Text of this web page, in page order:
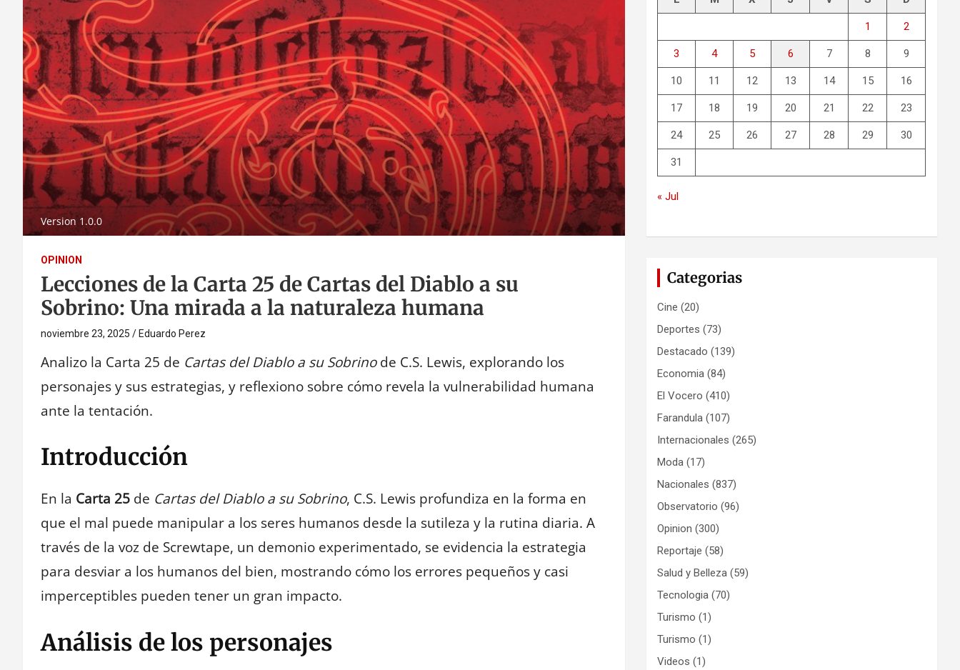
Version 1.0.0
OPINION
Lecciones de la Carta 25 de Cartas del Diablo a su
Sobrino: Una mirada a la naturaleza humana
noviembre 23, 2025 Eduardo Perez
Analizo la Carta 25 de Cartas del Diablo a su Sobrinode C.S. Lewis, explorando los
personajes y sus estrategias, y reflexiono sobre cómo revela la vulnerabilidad humana
ante la tentación.
Introducción
En la Carta 25 de Cartas del Diablo a su Sobrino, C.S. Lewis profundiza en la forma en
que el mal puede manipular a los seres humanos desde la sutileza y la rutina diaria. A
través de la voz de Screwtape, un demonio experimentado, se evidencia la estrategia
para desviar a los humanos del bien, mostrando cómo los errores pequeños y casi
imperceptibles pueden tener un gran impacto.
Análisis de los personajes
1 2
3 4 5 6 7 8 9
10 11 12 13 14 15 16
17 18 19 20 21 22 23
24 25 26 27 28 29 30
31
« Jul
Categorias
Cine (20)
Deportes (73)
Destacado (139)
Economia (84)
El Vocero (410)
Farandula (107)
Internacionales (265)
Moda (17)
Nacionales (837)
Observatorio (96)
Opinion (300)
Reportaje (58)
Salud y Belleza (59)
Tecnologia (70)
Turismo (1)
Turismo (1)
Videos (1)